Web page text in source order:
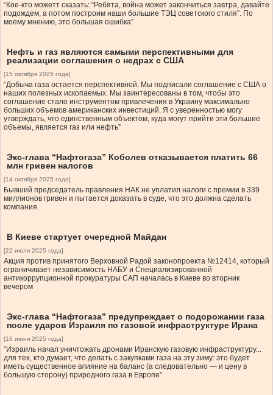
“Кое-кто можетт сказать: “Ребята, война может закончиться завтра, давайте
подождем, а потом построим наши большие ТЭЦ советского стиля”. По
моему мнению, это большая ошибка”
Нефть и газ являются самыми перспективными для
реализации соглашения о недрах с США
[15 октября 2025 года]
“Добыча газа остается перспективной. Мы подписали соглашение с США о
наших полезных ископаемых. Мы заинтересованы в том, чтобы это
соглашение стало инструментом привлечения в Украину максимально
больших объемов американских инвестиций. Я с уверенностью могу
утверждать, что единственным объектом, куда могут прийти эти большие
объемы, является газ или нефть”
Экс-глава “Нафтогаза” Коболев отказывается платить 66
млн гривен налогов
[14 октября 2025 года]
Бывший председатель правления НАК не уплатил налоги с премии в 339
миллионов гривен и пытается доказать в суде, что это должна сделать
компания
В Киеве стартует очередной Майдан
[22 июля 2025 года]
Акция против принятого Верховной Радой законопроекта №12414, который
ограничивает независимость НАБУ и Специализированной
антикоррупционной прокуратуры САП началась в Киеве во вторник
вечером
Экс-глава “Нафтогаза” предупреждает о подорожании газа
после ударов Израиля по газовой инфраструктуре Ирана
[16 июня 2025 года]
“Израиль начал уничтожать дронами Иранскую газовую инфраструктуру...
для тех, кто думает, что делать с закупками газа на эту зиму: это будет
иметь существенное влияние на баланс (а следовательно — и цену в
большую сторону) природного газа в Европе”